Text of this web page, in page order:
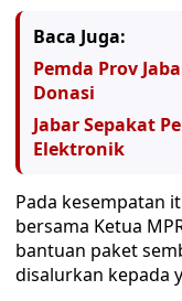
Baca Juga:
Pemda Prov
Donasi
Jabar Sepakat
Elektronik
Pada kesempatan
bersama Ketua
bantuan paket
disalurkan kepada